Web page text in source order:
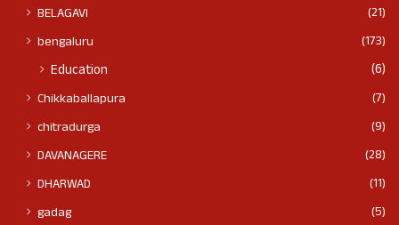
BELAGAVI
(21)
bengaluru
(173)
Education (6)
Chikkaballapura
(7)
chitradurga
(9)
DAVANAGERE
(28)
DHARWAD
(11)
gadag
(5)